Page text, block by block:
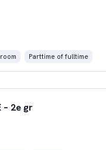
Parttime of fulltime
2e gr